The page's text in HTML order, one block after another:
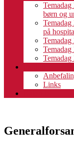
børn og
på
Links